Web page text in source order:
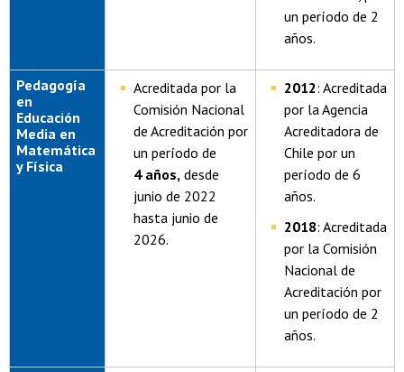
un período de 2
años.
Pedagogía
en
Educación
Media en
Matemática
y Física
Acreditada por la
Comisión Nacional
de Acreditación por
un período de
4 años, desde
junio de 2022
hasta junio de
2026.
2012: Acreditada
por la Agencia
Acreditadora de
Chile por un
período de 6
años.
2018: Acreditada
por la Comisión
Nacional de
Acreditación por
un período de 2
años.